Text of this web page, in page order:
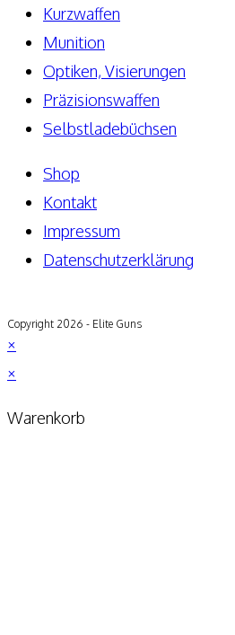
Kurzwaffen
Munition
Optiken, Visierungen
Präzisionswaffen
Selbstladebüchsen
Shop
Kontakt
Impressum
Datenschutzerklärung
Copyright 2026 - Elite Guns
×
×
Warenkorb